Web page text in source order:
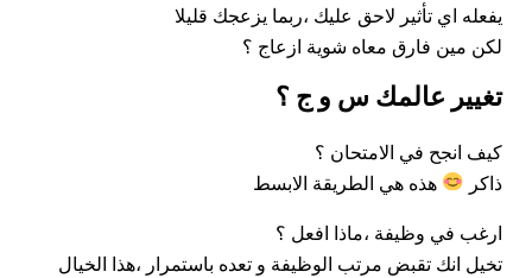
يفعله اي تأثير لاحق عليك ،ربما يزعجك قليلا
لكن مين فارق معاه شوية ازعاج ؟
تغيير عالمك س و ج ؟
كيف انجح في الامتحان ؟
ذاكر
هذه هي الطريقة الابسط
ارغب في وظيفة ،ماذا افعل ؟
تخيل انك تقبض مرتب الوظيفة و تعده باستمرار ،هذا الخيال